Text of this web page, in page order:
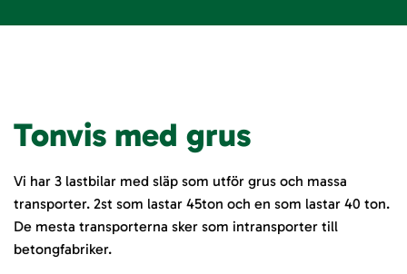
Tonvis med grus
Vi har 3 lastbilar med släp som utför grus och massa
transporter. 2st som lastar 45ton och en som lastar 40 ton.
De mesta transporterna sker som intransporter till
betongfabriker.